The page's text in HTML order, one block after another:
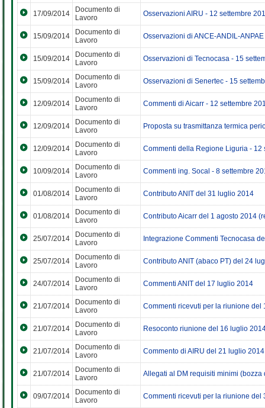
17/09/2014
Documento di
Lavoro
Osservazioni AIRU - 12 settembre
15/09/2014
Documento di
Lavoro
Osservazioni di ANCE-ANDIL-
15/09/2014
Documento di
Lavoro
Osservazioni di Tecnocasa - 15
15/09/2014
Documento di
Lavoro
Osservazioni di Senertec - 15
12/09/2014
Documento di
Lavoro
Commenti di Aicarr - 12 settembre
12/09/2014
Documento di
Lavoro
Proposta su trasmittanza termica
12/09/2014
Documento di
Lavoro
Commenti della Regione Liguria - 12
10/09/2014
Documento di
Lavoro
Commenti ing. Socal - 8 settembre
01/08/2014
Documento di
Lavoro
Contributo ANIT del 31 luglio 2014
01/08/2014
Documento di
Lavoro
Contributo Aicarr del 1 agosto 2014
25/07/2014
Documento di
Lavoro
Integrazione Commenti Tecnocasa
25/07/2014
Documento di
Lavoro
Contributo ANIT (abaco PT) del 24
24/07/2014
Documento di
Lavoro
Commenti ANIT del 17 luglio 2014
21/07/2014
Documento di
Lavoro
Commenti ricevuti per la riunione del
21/07/2014
Documento di
Lavoro
Resoconto riunione del 16 luglio
21/07/2014
Documento di
Lavoro
Commento di AIRU del 21 luglio 2014
21/07/2014
Documento di
Lavoro
Allegati al DM requisiti minimi
09/07/2014
Documento di
Lavoro
Commenti ricevuti per la riunione del